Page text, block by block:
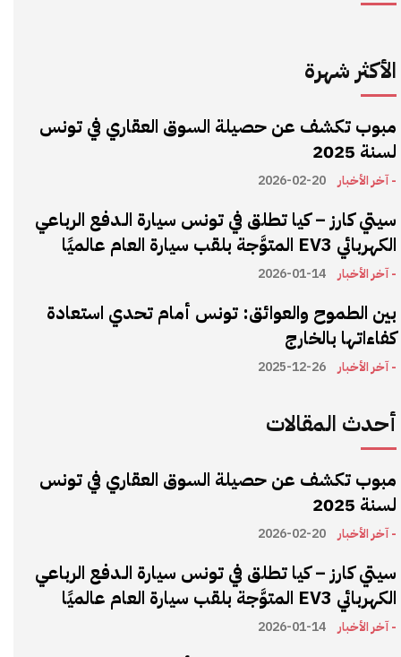
الأكثر شهرة
مبوب تكشف عن حصيلة السوق العقاري في تونس
لسنة 2025
- آخر الأخبار 2026-02-20
سيتي كارز – كيا تطلق في تونس سيارة الـدفع الرباعي
الكهربائي EV3 المتوَّجة بلقب سيارة العام عالميًا
- آخر الأخبار 2026-01-14
بين الطموح والعوائق: تونس أمام تحدي استعادة
كفاءاتها بالخارج
- آخر الأخبار 2025-12-26
أحدث المقالات
مبوب تكشف عن حصيلة السوق العقاري في تونس
لسنة 2025
- آخر الأخبار 2026-02-20
سيتي كارز – كيا تطلق في تونس سيارة الـدفع الرباعي
الكهربائي EV3 المتوَّجة بلقب سيارة العام عالميًا
- آخر الأخبار 2026-01-14